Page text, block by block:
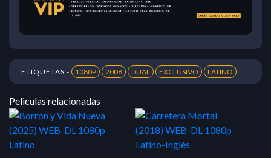
ETIQUETAS - 1080P 2008 DUAL EXCLUSIVO LATINO
Peliculas relacionadas